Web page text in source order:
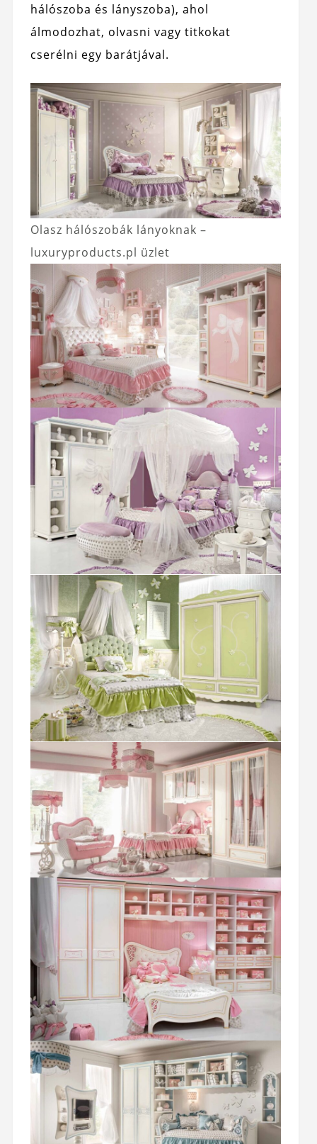
hálószoba és lányszoba), ahol
álmodozhat, olvasni vagy titkokat
cserélni egy barátjával.
Olasz hálószobák lányoknak –
luxuryproducts.pl üzlet